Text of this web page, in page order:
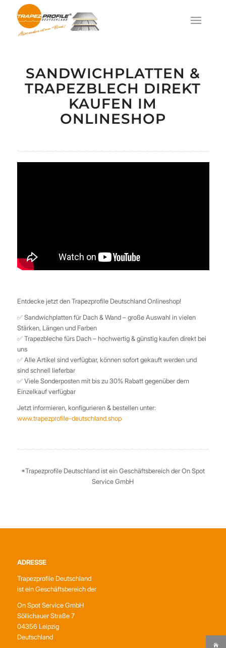
SANDWICHPLATTEN &
TRAPEZBLECH DIREKT
KAUFEN IM
ONLINESHOP
Entdecke jetzt den Trapezprofile Deutschland Onlineshop!
✅ Sandwichplatten für Dach & Wand – große Auswahl in vielen
Stärken, Längen und Farben
✅ Trapezbleche fürs Dach – hochwertig & günstig kaufen direkt bei
uns
✅ Alle Artikel sind verfügbar, können sofort gekauft werden und
sind schnell lieferbar
✅ Viele Sonderposten mit bis zu 30% Rabatt gegenüber dem
Einzelkauf verfügbar
Jetzt informieren, konfigurieren & bestellen unter:
www.trapezprofile-deutschland.shop
*Trapezprofile Deutschland ist ein Geschäftsbereich der On Spot
Service GmbH
ADRESSE
Trapezprofile Deutschland
ist ein Geschäftsbereich der
On Spot Service GmbH
Söllichauer Straße 7
04356 Leipzig
Deutschland